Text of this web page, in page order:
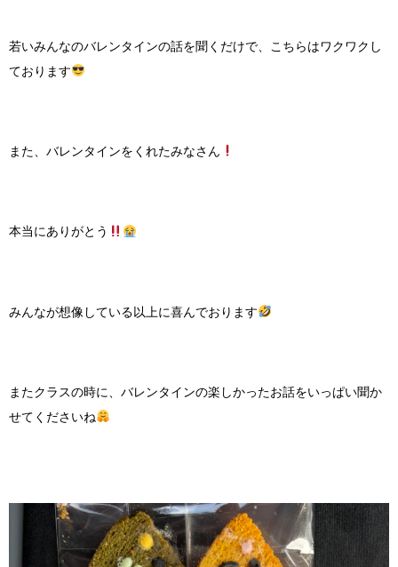
若いみんなのバレンタインの話を聞くだけで、こちらはワクワクし
ております
また、バレンタインをくれたみなさん
本当にありがとう
みんなが想像している以上に喜んでおります
またクラスの時に、バレンタインの楽しかったお話をいっぱい聞か
せてくださいね